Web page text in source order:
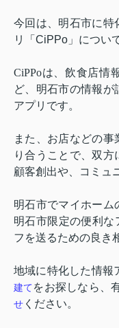
今回は、明石市に特
リ「 CiPPo 」につい
CiPPoは、飲食店情
ど、明石市の情報が
アプリです。
また、お店などの
り合うことで、双
顧客創出や、コミュ
明石市でマイホーム
明石市限定の便利な
フを送るための良き
地域に特化した情報
建てをお探しなら、
せ ください。